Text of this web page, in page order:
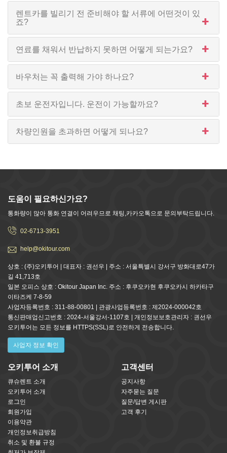
렌트카를 빌리기 전 준비해야 할 서류에 어떤것이 있
죠?
연료를 채워서 반납하지 못하면 어떻게 되는가요?
바우처는 꼭 출력해 가야 하나요?
초보 운전자입니다. 운전이 가능할까요?
차량인원을 초과하면 어떻게 되나요?
도움이 필요하신가요?
통화량이 많아 통화 연결이 어려우므로 채팅,카카오톡으로 문의부탁드립니다.
02-6713-3951
help@okitour.com
상호 : (주)오키투어 | 대표자 : 권선우 | 주소 : 서울특별시 강서구 방화대로47가
길 41,713호
일본 오피스 상호 : Okitour Japan Inc. 주소 : 후쿠오카현 후쿠오카시 하카타구
이타즈케 7-8-59
사업자등록번호 : 311-88-00801 | 관광사업등록번호 : 제2024-000042호
통신판매업신고번호 : 2024-서울강서-1107호 | 개인정보보호관리자 : 권선우
오키투어는 모든 정보를 HTTPS(SSL)로 안전하게 전송합니다.
사업자 정보 확인
오키투어 소개
큐슈렌트 소개
오키투어 소개
로그인
회원가입
이용약관
개인정보취급방침
취소 및 환불 규정
고객센터
공지사항
자주묻는 질문
질문/답변 게시판
고객 후기